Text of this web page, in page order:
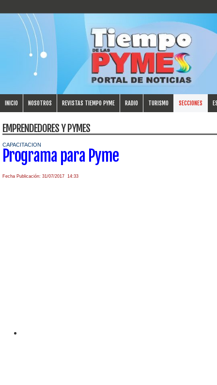
INICIO NOSOTROS REVISTAS TIEMPO PYME RADIO TURISMO SECCIONES
EMPRENDEDORES Y PYMES
CAPACITACION
Programa para Pyme
Fecha Publicación: 31/07/2017 14:33